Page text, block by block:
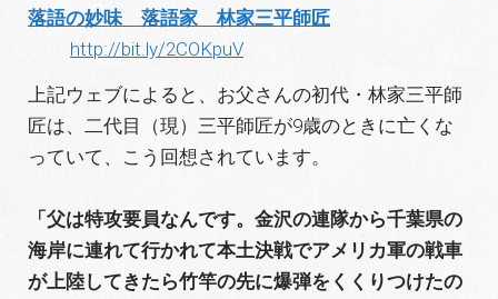
落語の妙味 落語家 林家三平師匠
http://bit.ly/2COKpuV
上記ウェブによると、お父さんの初代・林家三平師
匠は、二代目（現）三平師匠が9歳のときに亡くな
っていて、こう回想されています。
「父は特攻要員なんです。金沢の連隊から千葉県の
海岸に連れて行かれて本土決戦でアメリカ軍の戦車
が上陸してきたら竹竿の先に爆弾をくくりつけたの